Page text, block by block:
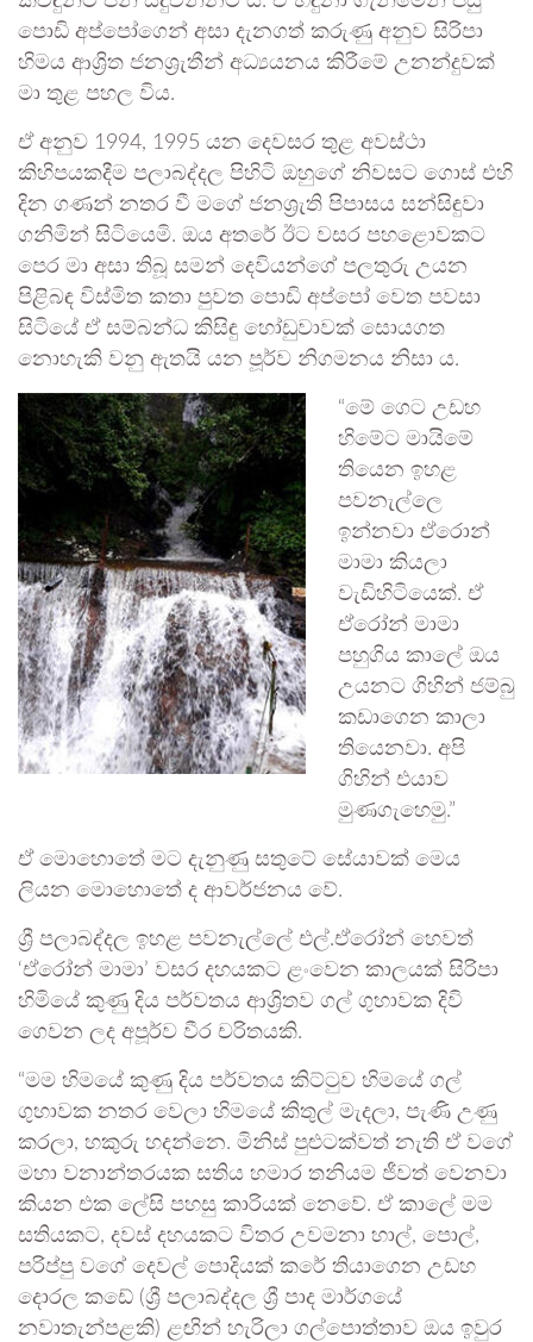
පොඩි අප්පෝගෙන් අසා දැනගත් කරුණු අනුව සිරිපා
හිමය ආශ්‍රිත ජනශ්‍රැතීන් අධ්‍යයනය කිරීමේ උනන්දුවක්
මා තුළ පහල විය.
ඒ අනුව 1994, 1995 යන දෙවසර තුළ අවස්ථා
කිහිපයකදීම පලාබද්දල පිහිටි ඔහුගේ නිවසට ගොස් එහි
දින ගණන් නතර වී මගේ ජනශ්‍රැති පිපාසය සන්සිඳුවා
ගනිමින් සිටියෙමි. ඔය අතරේ ඊට වසර පහළොවකට
පෙර මා අසා තිබූ සමන් දෙවියන්ගේ පලතුරු උයන
පිළිබඳ විස්මිත කතා පුවත පොඩි අප්පෝ වෙත පවසා
සිටියේ ඒ සම්බන්ධ කිසිඳු හෝඩුවාවක් සොයගත
නොහැකි වනු ඇතයි යන පූර්ව නිගමනය නිසා ය.
“මේ ගෙට උඩහ
හිමේට මායිමේ
තියෙන ඉහළ
පවනැල්ලෙ
ඉන්නවා ඒරොන්
මාමා කියලා
වැඩිහිටියෙක්. ඒ
ඒරෝන් මාමා
පහුගිය කාලේ ඔය
උයනට ගිහින් ජම්බු
කඩාගෙන කාලා
තියෙනවා. අපි
ගිහින් එයාව
මුණගැහෙමු.”
ඒ මොහොතේ මට දැනුණු සතුටේ සේයාවක් මෙය
ලියන මොහොතේ ද ආවර්ජනය වේ.
ශ්‍රී පලාබද්දල ඉහළ පවනැල්ලේ එල්.ඒරෝන් හෙවත්
‘ඒරෝන් මාමා’ වසර දහයකට ළංවෙන කාලයක් සිරිපා
හිමියේ කුණු දිය පර්වතය ආශ්‍රිතව ගල් ගුහාවක දිවි
ගෙවන ලද අපූර්ව වීර චරිතයකි.
“මම හිමයේ කුණු දිය පර්වතය කිට්ටුව හිමයේ ගල්
ගුහාවක නතර වෙලා හිමයේ කිතුල් මැදලා, පැණි උණු
කරලා, හකුරු හදන්නෙ. මිනිස් පුළුටක්වත් නැති ඒ වගේ
මහා වනාන්තරයක සතිය හමාර තනියම ජීවත් වෙනවා
කියන එක ලේසි පහසු කාරියක් නෙවේ. ඒ කාලේ මම
සතියකට, දවස් දහයකට විතර උවමනා හාල්, පොල්,
පරිප්පු වගේ දෙවල් පොදියක් කරේ තියාගෙන උඩහ
දොරල කඩේ (ශ්‍රී පලාබද්දල ශ්‍රී පාද මාර්ගයේ
නවාතැන්පළකි) ළඟින් හැරිලා ගල්පොත්තාව ඔය ඉවුර